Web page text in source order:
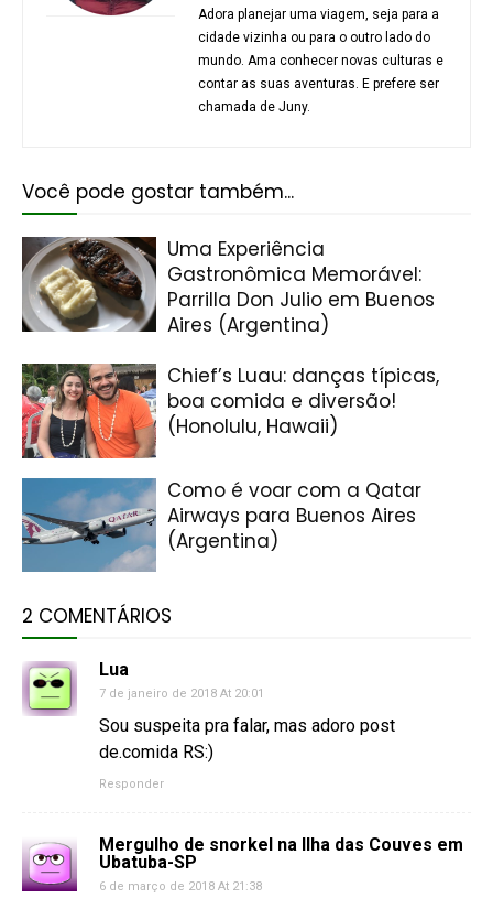
Adora planejar uma viagem, seja para a
cidade vizinha ou para o outro lado do
mundo. Ama conhecer novas culturas e
contar as suas aventuras. E prefere ser
chamada de Juny.
Você pode gostar também...
Uma Experiência
Gastronômica Memorável:
Parrilla Don Julio em Buenos
Aires (Argentina)
Chief’s Luau: danças típicas,
boa comida e diversão!
(Honolulu, Hawaii)
Como é voar com a Qatar
Airways para Buenos Aires
(Argentina)
2 COMENTÁRIOS
Lua
7 de janeiro de 2018 At 20:01
Sou suspeita pra falar, mas adoro post
de.comida RS:)
Responder
Mergulho de snorkel na Ilha das Couves em
Ubatuba-SP
6 de março de 2018 At 21:38